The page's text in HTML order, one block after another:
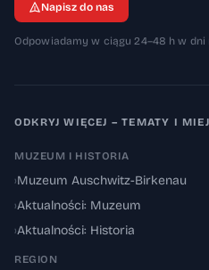
Napisz do nas
Odpowiadamy w ciągu 24–48 h w dni
ODKRYJ WIĘCEJ – TEMATY I
MUZEUM I HISTORIA
›Muzeum Auschwitz-Birkenau
›Aktualności: Muzeum
›Aktualności: Historia
REGION